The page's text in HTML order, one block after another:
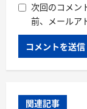
次回のコメン
前、メールア
関連記事